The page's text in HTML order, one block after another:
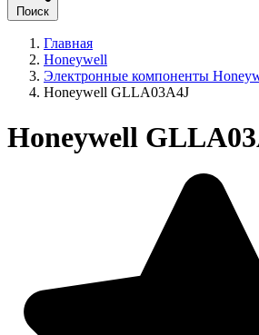
Поиск
Главная
Honeywell
Электронные компоненты
Honeywell GLLA03A4J
Honeywell